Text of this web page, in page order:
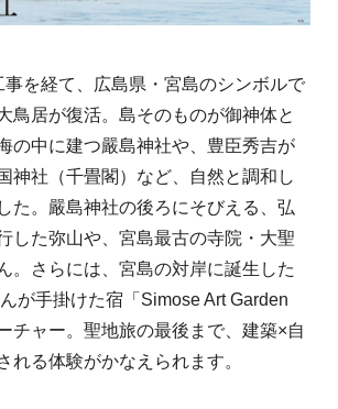
を経て、広島県・宮島のシンボルで
鳥居が復活。島そのものが御神体と
の中に建つ嚴島神社や、豊臣秀吉が
神社（千畳閣）など、自然と調和し
た。嚴島神社の後ろにそびえる、弘
した弥山や、宮島最古の寺院・大聖
。さらには、宮島の対岸に誕生した
が手掛けた宿「Simose Art Garden
チャー。聖地旅の最後まで、建築×自
れる体験がかなえられます。